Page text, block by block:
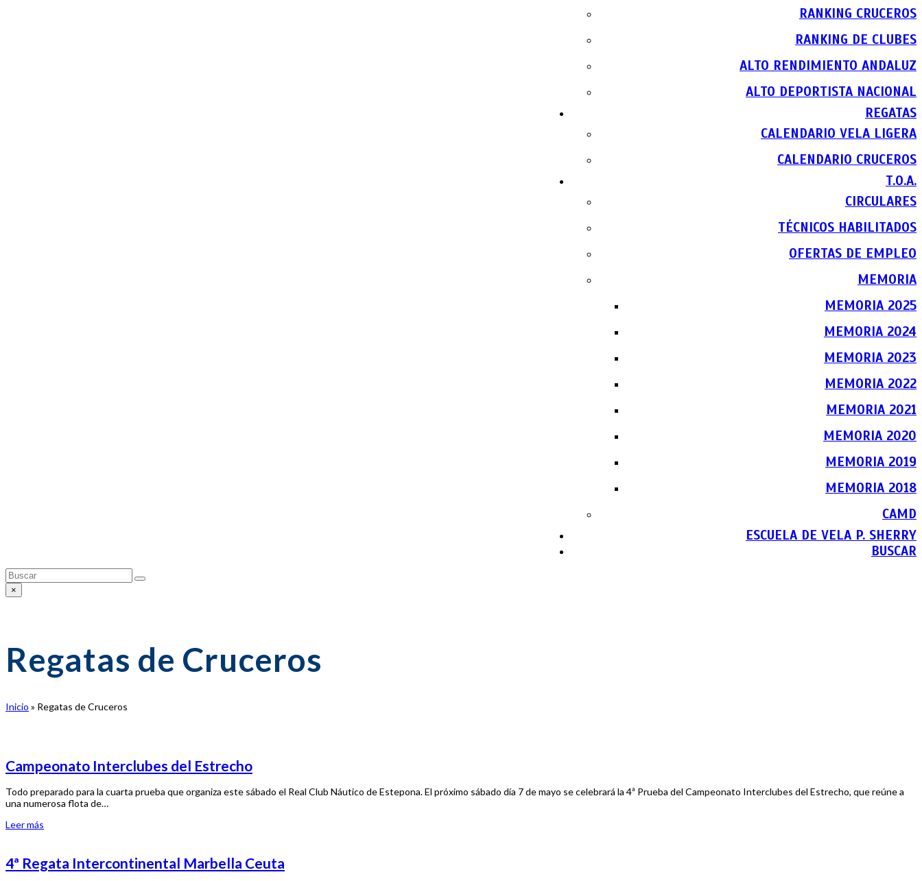
RANKING CRUCEROS
RANKING DE CLUBES
ALTO RENDIMIENTO ANDALUZ
ALTO DEPORTISTA NACIONAL
REGATAS
CALENDARIO VELA LIGERA
CALENDARIO CRUCEROS
T.O.A.
CIRCULARES
TÉCNICOS HABILITADOS
OFERTAS DE EMPLEO
MEMORIA
MEMORIA 2025
MEMORIA 2024
MEMORIA 2023
MEMORIA 2022
MEMORIA 2021
MEMORIA 2020
MEMORIA 2019
MEMORIA 2018
CAMD
ESCUELA DE VELA P. SHERRY
BUSCAR
Buscar
Enviar
×
Close
Regatas de Cruceros
Inicio » Regatas de Cruceros
Campeonato Interclubes del Estrecho
Todo preparado para la cuarta prueba que organiza este sábado el Real Club Náutico de Estepona. El próximo sábado día 7 de mayo se celebrará la 4ª Prueba del Campeonato Interclubes del Estrecho, que reúne a
una numerosa flota de…
Leer más
4ª Regata Intercontinental Marbella Ceuta